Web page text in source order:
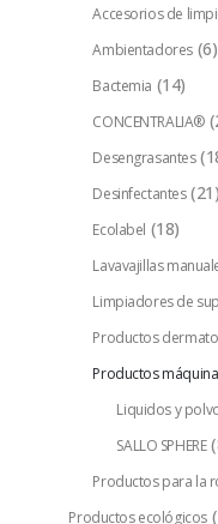
Accesorios de
Ambientadores (6)
Bactemia (14)
CONCENTRALIA®
Desengrasantes
Desinfectantes (21)
Ecolabel (18)
Lavavajillas
Limpiadores de
Productos
Productos
Liquidos y
SALLO SPHERE
Productos para la
Productos ecológicos